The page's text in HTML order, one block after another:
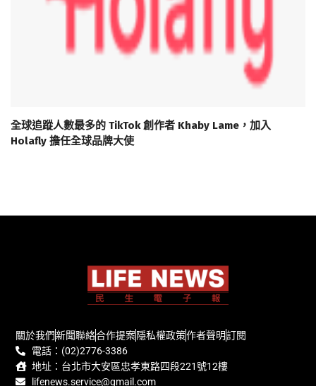
全球追蹤人數最多的 TikTok 創作者 Khaby Lame，加入
Holafly 擔任全球品牌大使
關於我們新聞聯絡合作提案隱私權政策作者聲明訂閱
電話：(02)2776-3386
地址：台北市大安區忠孝東路四段221號12樓
lifenews.service@gmail.com